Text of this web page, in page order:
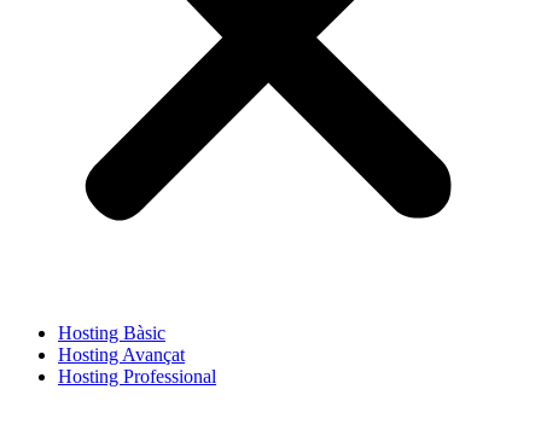
Hosting Bàsic
Hosting Avançat
Hosting Professional